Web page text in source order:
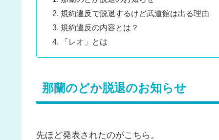
規約違反で脱退するけど武道館は出る理由
規約違反の内容とは？
「レオ」とは
那蘭のどか脱退のお知らせ
先ほど発表されたのがこちら。